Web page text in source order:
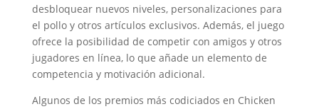
desbloquear nuevos niveles, personalizaciones para
el pollo y otros artículos exclusivos. Además, el juego
ofrece la posibilidad de competir con amigos y otros
jugadores en línea, lo que añade un elemento de
competencia y motivación adicional.
Algunos de los premios más codiciados en Chicken